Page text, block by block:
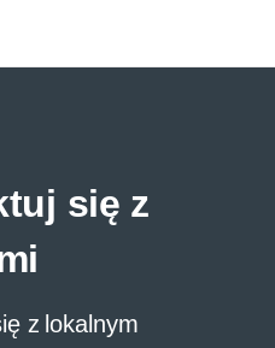
się z
z lokalnym